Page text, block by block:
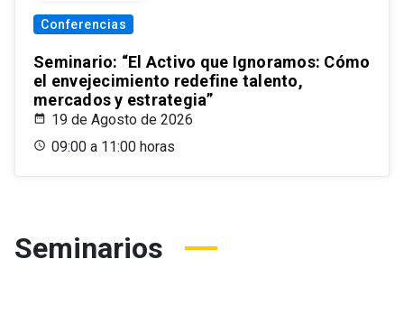
Conferencias
Seminario: “El Activo que Ignoramos: Cómo
el envejecimiento redefine talento,
mercados y estrategia”
19 de Agosto de 2026
09:00 a 11:00 horas
Seminarios